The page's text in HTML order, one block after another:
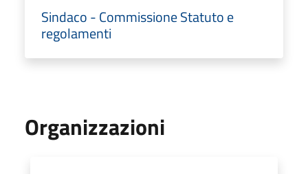
Sindaco - Commissione Statuto e
regolamenti
Organizzazioni